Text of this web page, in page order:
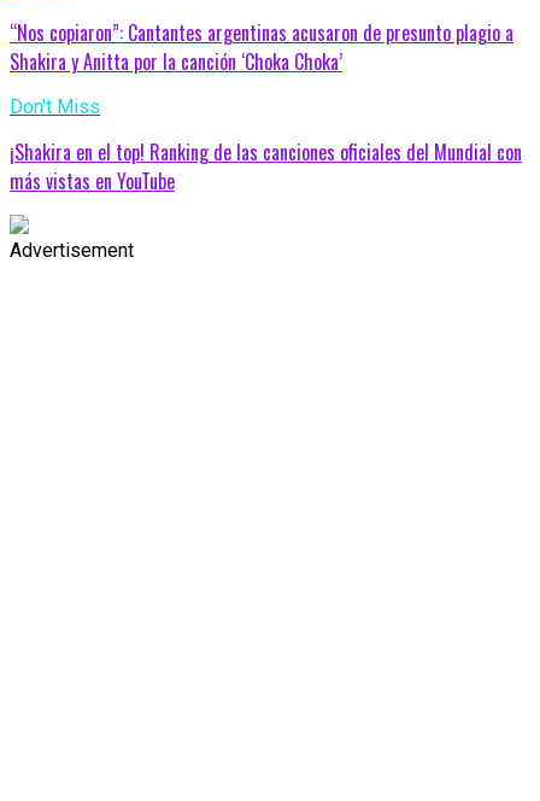
“Nos copiaron”: Cantantes argentinas acusaron de presunto plagio a
Shakira y Anitta por la canción ‘Choka Choka’
Don't Miss
¡Shakira en el top! Ranking de las canciones oficiales del Mundial con
más vistas en YouTube
Advertisement